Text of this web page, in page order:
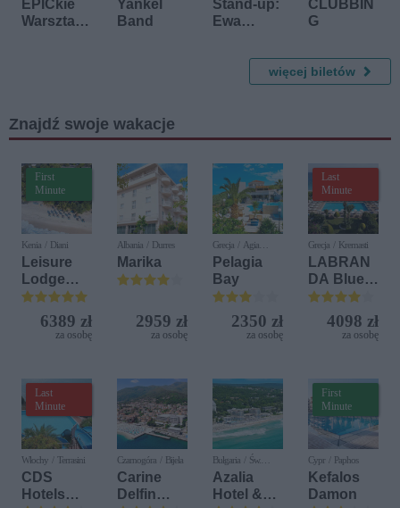
EPICkie
Warsztaty
Yankel
Band
Stand-up:
Ewa
CLUBBIN
G
więcej biletów
Znajdź swoje wakacje
First
Minute
Kenia / Diani
Leisure
Lodge
Beach &
Golf
Resort by
6389 zł
za osobę
Albania / Durres
Marika
2959 zł
za osobę
Grecja / Agia
Pelagia
Pelagia
Bay
2350 zł
za osobę
Last
Minute
Grecja / Kremasti
LABRAN
DA Blue
Bay
Resort
4098 zł
za osobę
Last
Minute
Włochy / Terrasini
CDS
Hotels
Czarnogóra / Bijela
Carine
Delfin
Bułgaria / Św.
Konstantyn i Elena
Azalia
Hotel &
First
Minute
Cypr / Paphos
Kefalos
Damon